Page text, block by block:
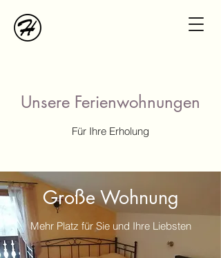
Unsere Ferienwohnungen
Für Ihre Erholung
Große Wohnung
Mehr Platz für Sie und Ihre Liebsten